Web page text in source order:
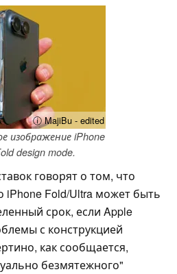
ⓘ MajiBu - edited
изображение iPhone
design mode.
говорят о том, что
iPhone Fold/Ultra может быть
срок, если Apple
с конструкцией
как сообщается,
безмятежного"